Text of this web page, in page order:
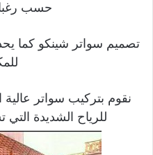
حسب
تصميم سواتر شينكو كما
نقوم بتركيب سواتر عالية
للرياح الشديدة